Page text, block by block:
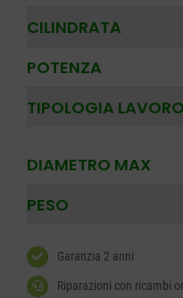
CILINDRATA
POTENZA
TIPOLOGIA LAVORO
DIAMETRO MAX
PESO
Garanzia 2 anni
Riparazioni con ricambi